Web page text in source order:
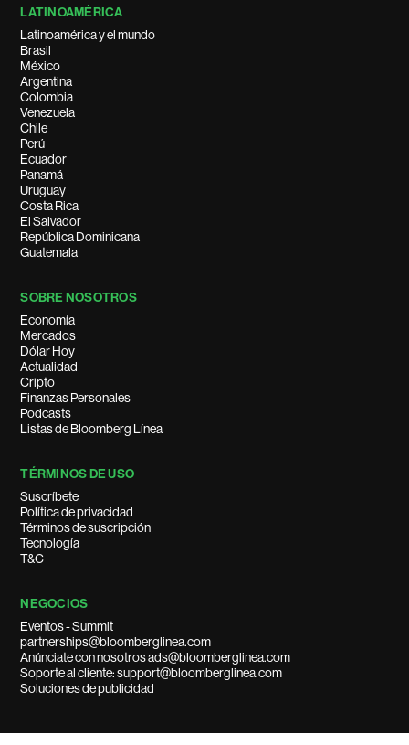
LATINOAMÉRICA
Latinoamérica y el mundo
Brasil
México
Argentina
Colombia
Venezuela
Chile
Perú
Ecuador
Panamá
Uruguay
Costa Rica
El Salvador
República Dominicana
Guatemala
SOBRE NOSOTROS
Economía
Mercados
Dólar Hoy
Actualidad
Cripto
Finanzas Personales
Podcasts
Listas de Bloomberg Línea
TÉRMINOS DE USO
Suscríbete
Política de privacidad
Términos de suscripción
Tecnología
T&C
NEGOCIOS
Eventos - Summit
partnerships@bloomberglinea.com
Anúnciate con nosotros ads@bloomberglinea.com
Soporte al cliente: support@bloomberglinea.com
Soluciones de publicidad